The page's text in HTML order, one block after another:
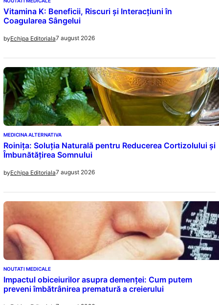
Vitamina K: Beneficii, Riscuri și Interacțiuni în
Coagularea Sângelui
byEchipa Editoriala7 august 2026
MEDICINA ALTERNATIVA
Roinița: Soluția Naturală pentru Reducerea Cortizolului și
Îmbunătățirea Somnului
byEchipa Editoriala7 august 2026
NOUTATI MEDICALE
Impactul obiceiurilor asupra demenței: Cum putem
preveni îmbătrânirea prematură a creierului